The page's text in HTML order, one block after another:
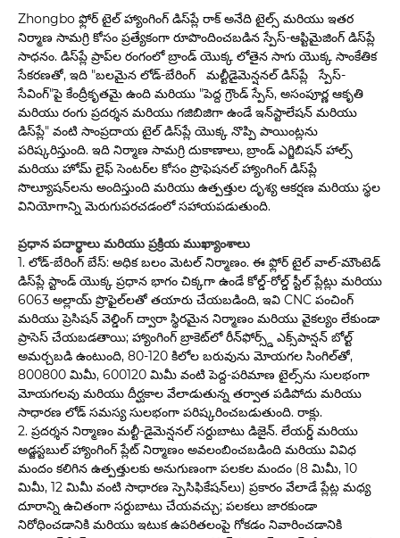
Zhongbo ఫ్లోర్ టైల్ హ్యాంగింగ్ డిస్‌ప్లే రాక్ అనేది టైల్స్ మరియు ఇతర
నిర్మాణ సామగ్రి కోసం ప్రత్యేకంగా రూపొందించబడిన స్పేస్-ఆప్టిమైజింగ్ డిస్‌ప్లే
సాధనం. డిస్‌ప్లే ప్రాప్‌ల రంగంలో బ్రాండ్ యొక్క లోతైన సాగు యొక్క సాంకేతిక
సేకరణతో, ఇది "బలమైన లోడ్-బేరింగ్ మల్టీడైమెన్షనల్ డిస్‌ప్లే స్పేస్-
సేవింగ్"పై కేంద్రీకృతమై ఉంది మరియు "పెద్ద గ్రౌండ్ స్పేస్, అసంపూర్ణ ఆకృతి
మరియు రంగు ప్రదర్శన మరియు గజిబిజిగా ఉండే ఇన్‌స్టాలేషన్ మరియు
డిస్‌ప్లే" వంటి సాంప్రదాయ టైల్ డిస్‌ప్లే యొక్క నొప్పి పాయింట్లను
పరిష్కరిస్తుంది. ఇది నిర్మాణ సామగ్రి దుకాణాలు, బ్రాండ్ ఎగ్జిబిషన్ హాల్స్
మరియు హోమ్ లైఫ్ సెంటర్‌ల కోసం ప్రొఫెషనల్ హ్యాంగింగ్ డిస్‌ప్లే
సొల్యూషన్‌లను అందిస్తుంది మరియు ఉత్పత్తుల దృశ్య ఆకర్షణ మరియు స్థల
వినియోగాన్ని మెరుగుపరచడంలో సహాయపడుతుంది.
ప్రధాన పదార్థాలు మరియు ప్రక్రియ ముఖ్యాంశాలు
1. లోడ్-బేరింగ్ బేస్: అధిక బలం మెటల్ నిర్మాణం. ఈ ఫ్లోర్ టైల్ వాల్-మౌంటెడ్
డిస్‌ప్లే స్టాండ్ యొక్క ప్రధాన భాగం చిక్కగా ఉండే కోల్డ్-రోల్డ్ స్టీల్ ప్లేట్లు మరియు
6063 అల్లాయ్ ప్రొఫైల్‌లతో తయారు చేయబడింది, ఇవి CNC పంచింగ్
మరియు ప్రెసిషన్ వెల్డింగ్ ద్వారా స్థిరమైన నిర్మాణం మరియు వైకల్యం లేకుండా
ప్రాసెస్ చేయబడతాయి; హ్యాంగింగ్ బ్రాకెట్‌లో రీన్‌ఫోర్స్డ్ ఎక్స్‌పాన్షన్ బోల్ట్
అమర్చబడి ఉంటుంది, 80-120 కిలోల బరువును మోయగల సింగిల్‌తో,
800800 మిమీ, 600120 మిమీ వంటి పెద్ద-పరిమాణ టైల్స్‌ను సులభంగా
మోయగలవు మరియు దీర్ఘకాల వేలాడుతున్న తర్వాత పడిపోదు మరియు
సాధారణ లోడ్ సమస్య సులభంగా పరిష్కరించబడుతుంది. రాక్లు.
2. ప్రదర్శన నిర్మాణం మల్టీ-డైమెన్షనల్ సర్దుబాటు డిజైన్. లేయర్డ్ మరియు
అడ్జస్టబుల్ హ్యాంగింగ్ ప్లేట్ నిర్మాణం అవలంబించబడింది మరియు వివిధ
మందం కలిగిన ఉత్పత్తులకు అనుగుణంగా పలకల మందం (8 మిమీ, 10
మిమీ, 12 మిమీ వంటి సాధారణ స్పెసిఫికేషన్‌లు) ప్రకారం వేలాడే ప్లేట్ల మధ్య
దూరాన్ని ఉచితంగా సర్దుబాటు చేయవచ్చు; పలకలు జారకుండా
నిరోధించడానికి మరియు ఇటుక ఉపరితలంపై గోకడం నివారించడానికి